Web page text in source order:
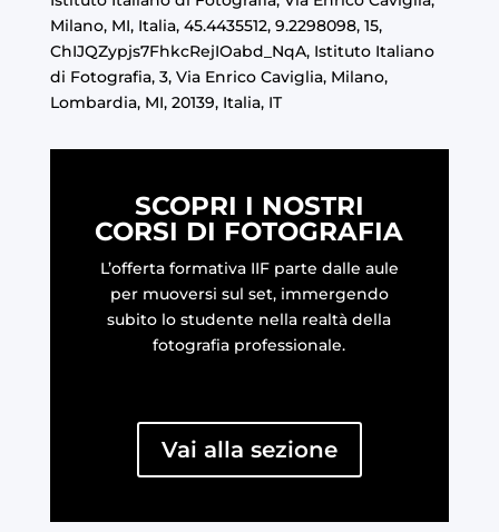
Milano, MI, Italia, 45.4435512, 9.2298098, 15,
ChIJQZypjs7FhkcRejIOabd_NqA, Istituto Italiano
di Fotografia, 3, Via Enrico Caviglia, Milano,
Lombardia, MI, 20139, Italia, IT
SCOPRI I NOSTRI
CORSI DI FOTOGRAFIA
L’offerta formativa IIF parte dalle aule
per muoversi sul set, immergendo
subito lo studente nella realtà della
fotografia professionale.
Vai alla sezione